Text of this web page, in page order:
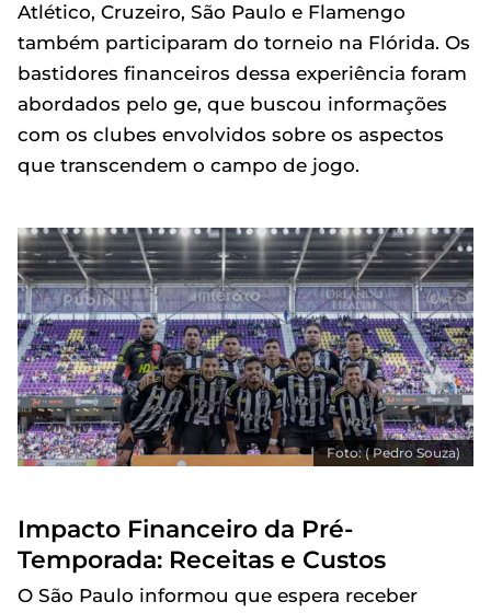
Atlético, Cruzeiro, São Paulo e Flamengo
também participaram do torneio na Flórida. Os
bastidores financeiros dessa experiência foram
abordados pelo ge, que buscou informações
com os clubes envolvidos sobre os aspectos
que transcendem o campo de jogo.
Foto: ( Pedro Souza)
Impacto Financeiro da Pré-
Temporada: Receitas e Custos
O São Paulo informou que espera receber